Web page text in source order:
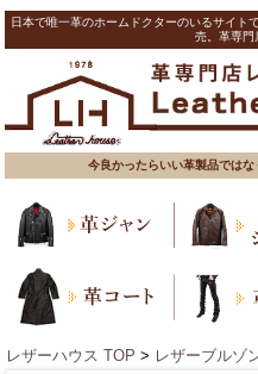
日本で唯一革のホームドクターのいるサイト
売。革専門
今良かったらいい革製品では
レザーハウス TOP > レザーブルゾ